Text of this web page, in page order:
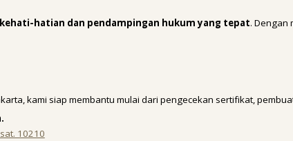
kehati-hatian dan pendampingan hukum yang tepat. Dengan
kami siap membantu mulai dari pengecekan sertifikat,
10210